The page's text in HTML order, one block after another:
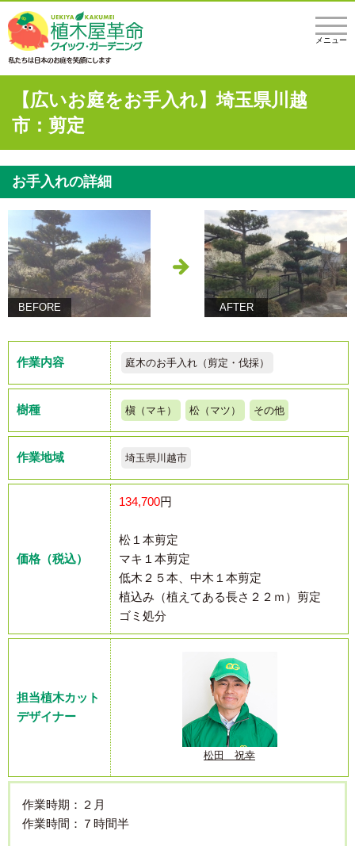
メニュー
【広いお庭をお手入れ】埼玉県川越
市：剪定
お手入れの詳細
BEFORE AFTER
作業内容 庭木のお手入れ（剪定・伐採）
樹種 槇（マキ） 松（マツ） その他
作業地域 埼玉県川越市
価格（税込）
134,700円
松１本剪定
マキ１本剪定
低木２５本、中木１本剪定
植込み（植えてある長さ２２ｍ）剪定
ゴミ処分
担当植木カット
デザイナー
松田 祝幸
作業時期：２月
作業時間：７時間半